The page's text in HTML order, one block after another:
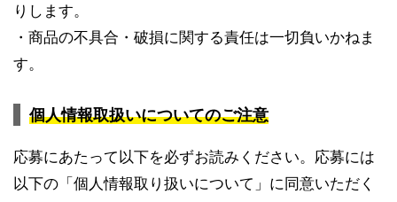
りします。
・商品の不具合・破損に関する責任は一切負いかねま
す。
個人情報取扱いについてのご注意
応募にあたって以下を必ずお読みください。応募には
以下の「個人情報取り扱いについて」に同意いただく